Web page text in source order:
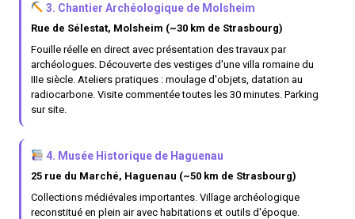
3. Chantier Archéologique de Molsheim
Rue de Sélestat, Molsheim (~30 km de Strasbourg)
Fouille réelle en direct avec présentation des travaux par
archéologues. Découverte des vestiges d'une villa romaine du
IIIe siècle. Ateliers pratiques : moulage d'objets, datation au
radiocarbone. Visite commentée toutes les 30 minutes. Parking
sur site.
4. Musée Historique de Haguenau
25 rue du Marché, Haguenau (~50 km de Strasbourg)
Collections médiévales importantes. Village archéologique
reconstitué en plein air avec habitations et outils d'époque.